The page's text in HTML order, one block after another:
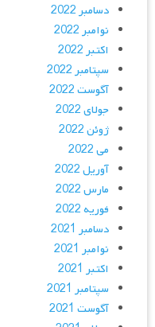
دسامبر 2022
نوامبر 2022
اکتبر 2022
سپتامبر 2022
آگوست 2022
جولای 2022
ژوئن 2022
می 2022
آوریل 2022
مارس 2022
فوریه 2022
دسامبر 2021
نوامبر 2021
اکتبر 2021
سپتامبر 2021
آگوست 2021